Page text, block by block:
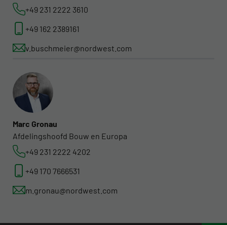
+49 231 2222 3610
+49 162 2389161
v.buschmeier@nordwest.com
Marc Gronau
Afdelingshoofd Bouw en Europa
+49 231 2222 4202
+49 170 7666531
m.gronau@nordwest.com